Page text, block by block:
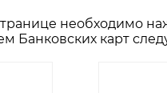
необходимо
Банковских карт